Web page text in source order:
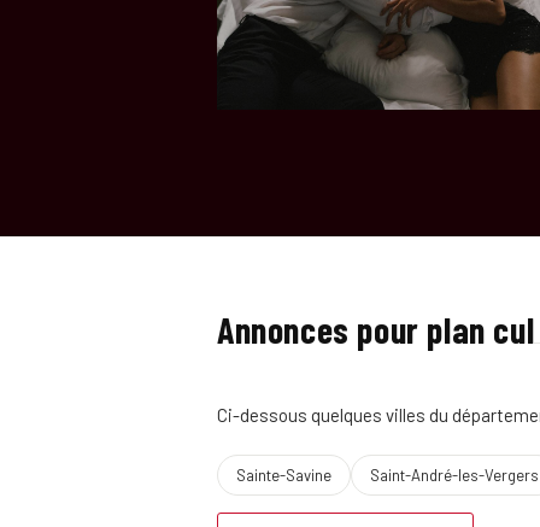
Annonces pour plan cul
Ci-dessous quelques villes du
Sainte-Savine Saint-André-les-Vergers